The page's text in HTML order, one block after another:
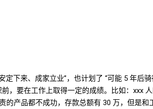
定下来、成家立业”，也计划了 “可能 5 年后
，要在工作上取得一定的成绩。比如：xxx
的产品都不成功，存款总额有 30 万，但是和